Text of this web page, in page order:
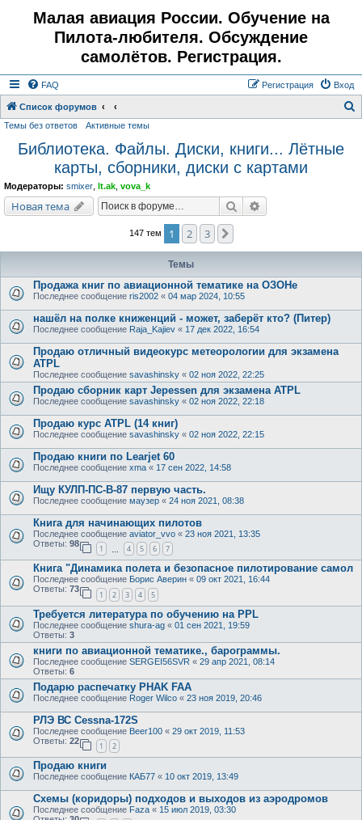
Малая авиация России. Обучение на
Пилота-любителя. Обсуждение
самолётов. Регистрация.
FAQ Вход
Регистрация
Список форумов
Темы без ответов Активные темы
Библиотека. Файлы. Диски, книги... Лётные
карты, сборники, диски с картами
Модераторы: smixer lt.ak vova_k
Новая тема Поиск
147 тем 1 2 3
Темы
Продажа книг по авиационной тематике на ОЗОНе
Последнее сообщение ris2002 « 04 мар 2024, 10:55
нашёл на полке книженций - может, заберёт кто? (Питер)
Последнее сообщение Raja_Kajiev « 17 дек 2022, 16:54
Продаю отличный видеокурс метеорологии для экзамена
ATPL
Последнее сообщение savashinsky « 02 ноя 2022, 22:25
Продаю сборник карт Jepessen для экзамена ATPL
Последнее сообщение savashinsky « 02 ноя 2022, 22:18
Продаю курс ATPL (14 книг)
Последнее сообщение savashinsky « 02 ноя 2022, 22:15
Продаю книги по Learjet 60
Последнее сообщение xma « 17 сен 2022, 14:58
Ищу КУЛП-ПС-В-87 первую часть.
Последнее сообщение маузер « 24 ноя 2021, 08:38
Книга для начинающих пилотов
Последнее сообщение aviator_vvo « 23 ноя 2021, 13:35
Ответы: 98
1 4 5 6 7
Книга "Динамика полета и безопасное пилотирование самол
Последнее сообщение Борис Аверин « 09 окт 2021, 16:44
Ответы: 73
1 2 3 4 5
Требуется литература по обучению на PPL
Последнее сообщение shura-ag « 01 сен 2021, 19:59
Ответы: 3
книги по авиационной тематике., барограммы.
Последнее сообщение SERGEI56SVR « 29 апр 2021, 08:14
Ответы: 6
Подарю распечатку PHAK FAA
Последнее сообщение Roger Wilco « 23 ноя 2019, 20:46
РЛЭ ВС Cessna-172S
Последнее сообщение Beer100 « 29 окт 2019, 11:53
Ответы: 22
1 2
Продаю книги
Последнее сообщение КАБ77 « 10 окт 2019, 13:49
Схемы (коридоры) подходов и выходов из аэродромов
Последнее сообщение Faza « 15 июл 2019, 03:30